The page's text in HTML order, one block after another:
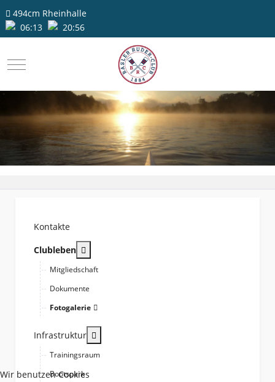
494cm Rheinhalle
06:13
20:56
Mobile Menu Toggle
Kontakte
Clubleben
Mitgliedschaft
Dokumente
Fotogalerie
Infrastruktur
Trainingsraum
Bootspark
Wir benutzen Cookies